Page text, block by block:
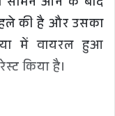
की है और उसका
में वायरल हुआ
किया है।